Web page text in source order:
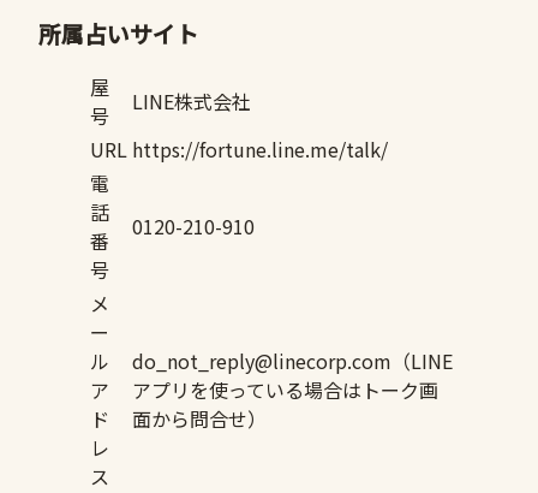
所属占いサイト
屋
号
LINE株式会社
URL https://fortune.line.me/talk/
電
話
番
号
0120-210-910
メ
ー
ル
ア
ド
レ
ス
do_not_reply@linecorp.com（LINE
アプリを使っている場合はトーク画
面から問合せ）